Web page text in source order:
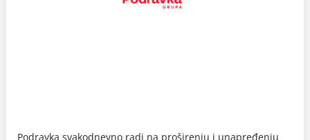
Podravka svakodnevno radi na proširenju i unapređenju